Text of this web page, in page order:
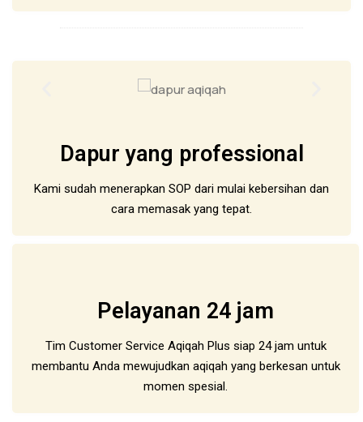
Dapur yang professional
Kami sudah menerapkan SOP dari mulai kebersihan dan
cara memasak yang tepat.
Pelayanan 24 jam
Tim Customer Service Aqiqah Plus siap 24 jam untuk
membantu Anda mewujudkan aqiqah yang berkesan untuk
momen spesial.